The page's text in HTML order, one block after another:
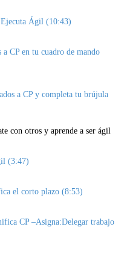
Ágil (10:43)
CP en tu cuadro de mando
a CP y completa tu brújula
con otros y aprende a ser ágil
(3:47)
el corto plazo (8:53)
CP –Asigna:Delegar trabajo